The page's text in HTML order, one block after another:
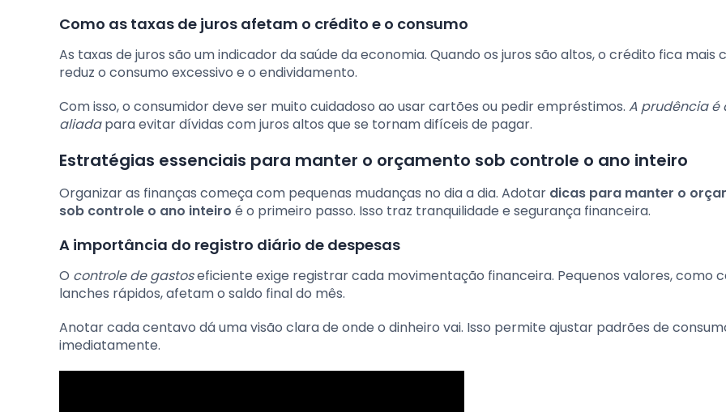
Como as taxas de juros afetam o crédito e o consumo
As taxas de juros são um indicador da saúde da economia. Quando os juros são altos, o crédito fica mais
reduz o consumo excessivo e o endividamento.
Com isso, o consumidor deve ser muito cuidadoso ao usar cartões ou pedir empréstimos. A prudência é
aliadapara evitar dívidas com juros altos que se tornam difíceis de pagar.
Estratégias essenciais para manter o orçamento sob controle o ano inteiro
Organizar as finanças começa com pequenas mudanças no dia a dia. Adotar dicas para manter o
sob controle o ano inteiro é o primeiro passo. Isso traz tranquilidade e segurança financeira.
A importância do registro diário de despesas
O controle de gastoseficiente exige registrar cada movimentação financeira. Pequenos valores, como
lanches rápidos, afetam o saldo final do mês.
Anotar cada centavo dá uma visão clara de onde o dinheiro vai. Isso permite ajustar padrões de
imediatamente.